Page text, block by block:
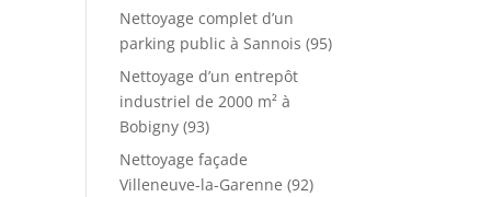
Nettoyage complet d’un
parking public à Sannois (95)
Nettoyage d’un entrepôt
industriel de 2000 m² à
Bobigny (93)
Nettoyage façade
Villeneuve-la-Garenne (92)